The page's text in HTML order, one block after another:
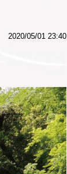
2020/05/01 23:40